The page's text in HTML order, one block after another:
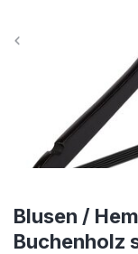
Blusen /
Buchenholz